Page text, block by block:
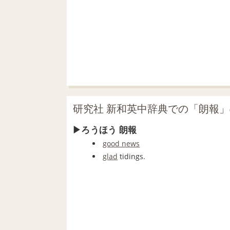
研究社 新和英中辞典での「朗報
ろうほう 朗報
good news
glad tidings.